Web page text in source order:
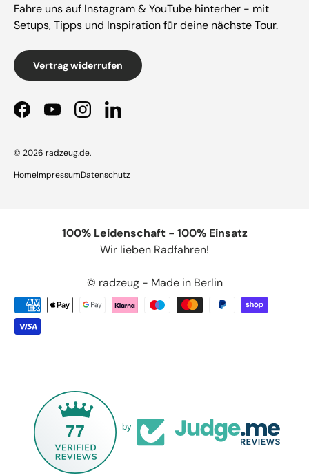
Fahre uns auf Instagram & YouTube hinterher - mit
Setups, Tipps und Inspiration für deine nächste Tour.
Vertrag widerrufen
FacebookYouTubeInstagramLinkedIn
© 2026 radzeug.de.
HomeImpressumDatenschutz
100% Leidenschaft - 100% Einsatz
Wir lieben Radfahren!
© radzeug - Made in Berlin
77 by